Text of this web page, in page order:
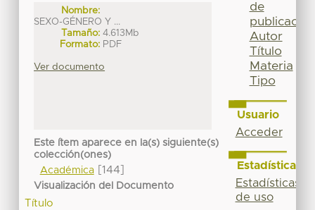
Nombre:
SEXO-GÉNERO Y ...
Tamaño: 4.613Mb
Formato: PDF
Ver documento
Este ítem aparece en la(s) siguiente(s)
colección(ones)
Académica[144]
Visualización del Documento
Título
de
publicación
Autor
Título
Materia
Tipo
Usuario
Acceder
Estadísticas
Estadísticas
de uso